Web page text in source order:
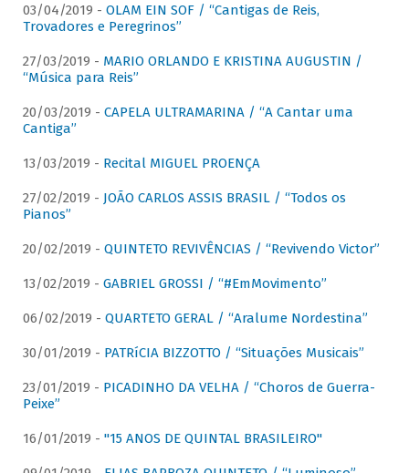
03/04/2019 - OLAM EIN SOF / “Cantigas de Reis,
Trovadores e Peregrinos”
27/03/2019 - MARIO ORLANDO E KRISTINA AUGUSTIN /
“Música para Reis”
20/03/2019 - CAPELA ULTRAMARINA / “A Cantar uma
Cantiga”
13/03/2019 - Recital MIGUEL PROENÇA
27/02/2019 - JOÃO CARLOS ASSIS BRASIL / “Todos os
Pianos”
20/02/2019 - QUINTETO REVIVÊNCIAS / “Revivendo Victor”
13/02/2019 - GABRIEL GROSSI / “#EmMovimento”
06/02/2019 - QUARTETO GERAL / “Aralume Nordestina”
30/01/2019 - PATRíCIA BIZZOTTO / “Situações Musicais”
23/01/2019 - PICADINHO DA VELHA / “Choros de Guerra-
Peixe”
16/01/2019 - "15 ANOS DE QUINTAL BRASILEIRO"